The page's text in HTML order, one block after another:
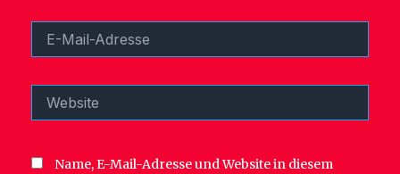
Mail-
Name, E-Mail-Adresse und Website in diesem